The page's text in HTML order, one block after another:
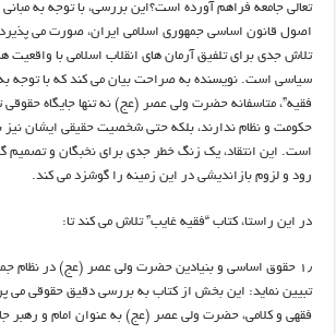
تعالی جامعه فراهم آورده است؟این بررسی، با توجه به
اصول قانون اساسی جمهوری اسلامی ایران، صورت می
تلاش جدی برای تلفیق آرمان های انقلاب اسلامی با واقعیت
سیاسی است. نویسنده به صراحت بیان می کند که با توجه به
فقیه”، متاسفانه حضرت ولی عصر (عج) نه تنها جایگاه
حکومت و نظام ندارند، بلکه حتی شخصیت حقیقی ایشان
است. این انتقاد، یک زنگ خطر جدی برای نخبگان و تصمیم
رود و لزوم بازاندیشی در این زمینه را گوشزد می کند.
در این راستا، کتاب “فقیه غایب” تلاش می کند تا:
۱٫ حقوق اساسی و بنیادین حضرت ولی عصر (عج) در نظام
تبیین نماید: این بخش از کتاب به بررسی دقیق حقوقی می
فقهی و کلامی، حضرت ولی عصر (عج) به عنوان امام و رهبر